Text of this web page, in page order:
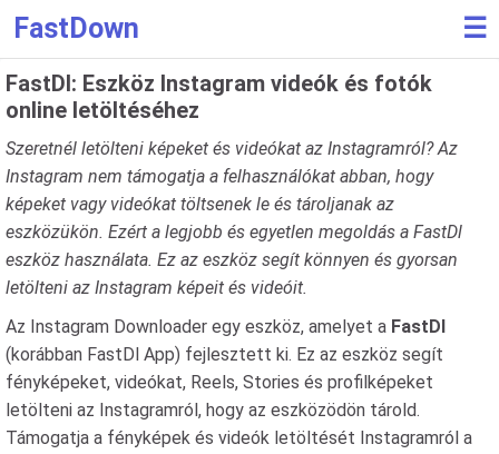
FastDown ☰
FastDl: Eszköz Instagram videók és fotók
online letöltéséhez
Szeretnél letölteni képeket és videókat az Instagramról? Az
Instagram nem támogatja a felhasználókat abban, hogy
képeket vagy videókat töltsenek le és tároljanak az
eszközükön. Ezért a legjobb és egyetlen megoldás a FastDl
eszköz használata. Ez az eszköz segít könnyen és gyorsan
letölteni az Instagram képeit és videóit.
Az Instagram Downloader egy eszköz, amelyet a FastDl
(korábban FastDl App) fejlesztett ki. Ez az eszköz segít
fényképeket, videókat, Reels, Stories és profilképeket
letölteni az Instagramról, hogy az eszközödön tárold.
Támogatja a fényképek és videók letöltését Instagramról a